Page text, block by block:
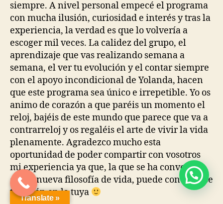
siempre. A nivel personal empecé el programa
con mucha ilusión, curiosidad e interés y tras la
experiencia, la verdad es que lo volvería a
escoger mil veces. La calidez del grupo, el
aprendizaje que vas realizando semana a
semana, el ver tu evolución y el contar siempre
con el apoyo incondicional de Yolanda, hacen
que este programa sea único e irrepetible. Yo os
animo de corazón a que paréis un momento el
reloj, bajéis de este mundo que parece que va a
contrarreloj y os regaléis el arte de vivir la vida
plenamente. Agradezco mucho esta
oportunidad de poder compartir con vosotros
mi experiencia ya que, la que se ha convertido
en mi nueva filosofía de vida, puede convertirse
también en la tuya
Translate »